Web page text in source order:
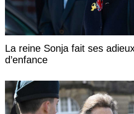
La reine Sonja fait ses
d’enfance